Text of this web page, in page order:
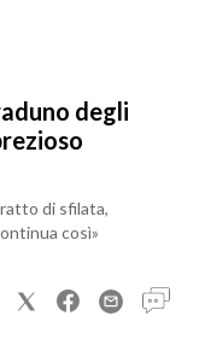
degli
di sfilata,
così»